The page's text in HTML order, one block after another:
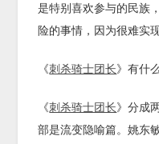
是特别喜欢参与的民族
险的事情，因为很难实
《刺杀骑士团长》有什
《刺杀骑士团长》分成
部是流变隐喻篇。姚东